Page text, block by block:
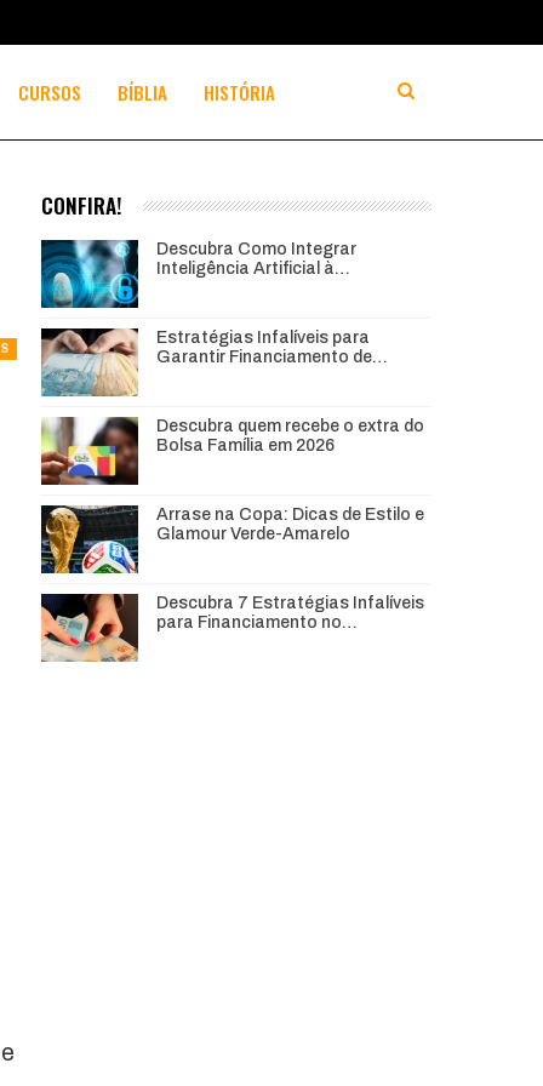
CURSOS BÍBLIA HISTÓRIA
CONFIRA!
Descubra Como Integrar
Inteligência Artificial à…
Estratégias Infalíveis para
Garantir Financiamento de…
Descubra quem recebe o extra do
Bolsa Família em 2026
Arrase na Copa: Dicas de Estilo e
Glamour Verde-Amarelo
Descubra 7 Estratégias Infalíveis
para Financiamento no…